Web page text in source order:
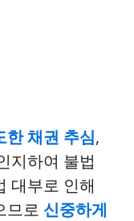
한 채권 추심,
지하여 불법
대부로 인해
므로 신중하게